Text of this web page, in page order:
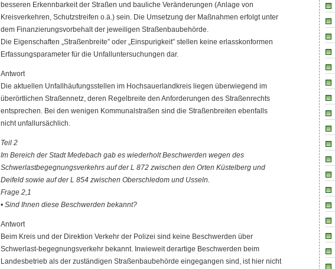
besseren Erkennbarkeit der Straßen und bauliche Veränderungen (Anlage von
Kreisverkehren, Schutzstreifen o.ä.) sein. Die Umsetzung der Maßnahmen erfolgt unter
dem Finanzierungsvorbehalt der jeweiligen Straßenbaubehörde.
Die Eigenschaften „Straßenbreite” oder „Einspurigkeit” stellen keine erlasskonformen
Erfassungsparameter für die Unfalluntersuchungen dar.
Antwort
Die aktuellen Unfallhäufungsstellen im Hochsauerlandkreis liegen überwiegend im
überörtlichen Straßennetz, deren Regelbreite den Anforderungen des Straßenrechts
entsprechen. Bei den wenigen Kommunalstraßen sind die Straßenbreiten ebenfalls
nicht unfallursächlich.
Teil 2
Im Bereich der Stadt Medebach gab es wiederholt Beschwerden wegen des
Schwerlastbegegnungsverkehrs auf der L 872 zwischen den Orten Küstelberg und
Deifeld sowie auf der L 854 zwischen Oberschledom und Usseln.
Frage 2,1
• Sind Ihnen diese Beschwerden bekannt?
Antwort
Beim Kreis und der Direktion Verkehr der Polizei sind keine Beschwerden über
Schwerlast-begegnungsverkehr bekannt. Inwieweit derartige Beschwerden beim
Landesbetrieb als der zuständigen Straßenbaubehörde eingegangen sind, ist hier nicht